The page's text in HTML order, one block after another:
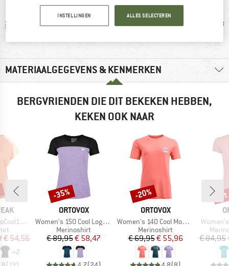
100% raadt het aan
Klanten zeggen:
MATERIAALGEGEVENS & KENMERKEN
BERGVRIENDEN DIE DIT BEKEKEN HEBBEN,
KEKEN OOK NAAR
T-Shirt
prijs
€ 54,56
+2
MERK
ORTOVOX
Artikel
Women's 150 Cool Logo T-Shirt
Productgroep
Merinoshirt
Prijs
€ 89,95Verlaagde prijs
€ 58,47
Korting
-35%
MERK
ORTOVOX
Artikel
Women's 140 Cool Mountain Gradient T-Shirt
Productgroep
Merinoshirt
Prijs
€ 69,95Verlaagde prijs
€ 55,96
Korting
-20%
Artikel
€ 84,95
INSTELLINGEN ALLES SELECTEREN